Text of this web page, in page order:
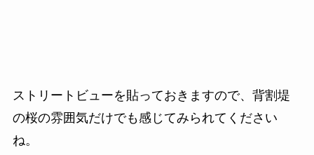
ストリートビューを貼っておきますので、背割堤
の桜の雰囲気だけでも感じてみられてください
ね。